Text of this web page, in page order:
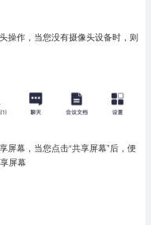
操作，当您没有摄像头设备时，则
屏幕，当您点击“共享屏幕”后，便
屏幕